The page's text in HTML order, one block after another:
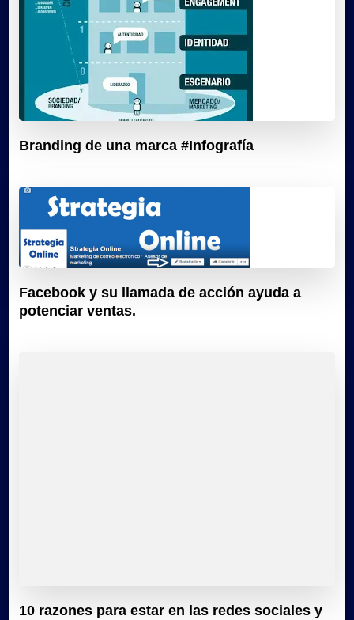
Branding de una marca #Infografía
Facebook y su llamada de acción ayuda a
potenciar ventas.
10 razones para estar en las redes sociales y